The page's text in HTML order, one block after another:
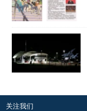
关注我们